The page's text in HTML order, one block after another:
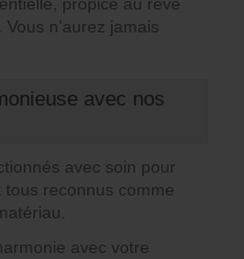
n’aurez jamais
avec nos
avec soin pour
reconnus comme
avec votre